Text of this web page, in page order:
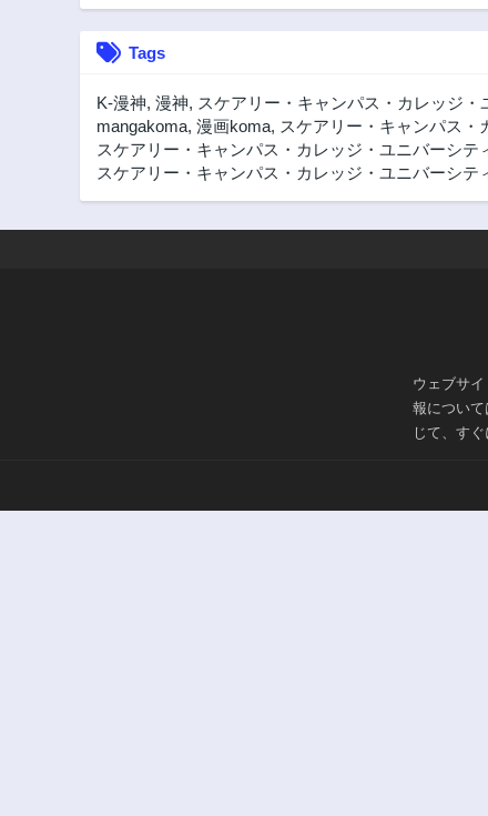
Tags
K-漫神, 漫神, スケアリー・キャンパス・カレッジ・
mangakoma, 漫画koma, スケアリー・キャンパス・
スケアリー・キャンパス・カレッジ・ユニバーシテ
スケアリー・キャンパス・カレッジ・ユニバーシテ
ウェブサ
報につい
じて、す